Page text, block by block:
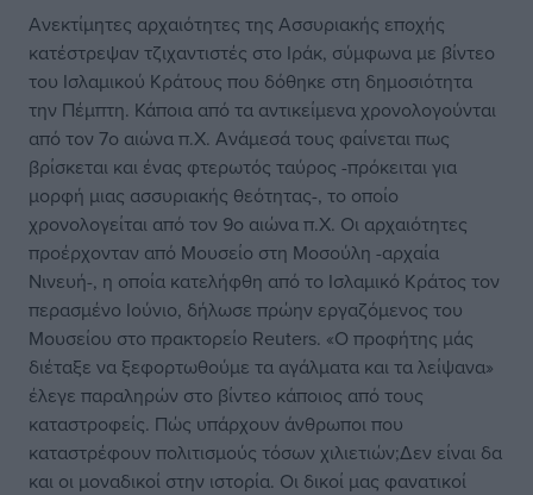
Ανεκτίμητες αρχαιότητες της Ασσυριακής εποχής
κατέστρεψαν τζιχαντιστές στο Ιράκ, σύμφωνα με βίντεο
του Ισλαμικού Κράτους που δόθηκε στη δημοσιότητα
την Πέμπτη. Κάποια από τα αντικείμενα χρονολογούνται
από τον 7ο αιώνα π.Χ. Ανάμεσά τους φαίνεται πως
βρίσκεται και ένας φτερωτός ταύρος -πρόκειται για
μορφή μιας ασσυριακής θεότητας-, το οποίο
χρονολογείται από τον 9ο αιώνα π.Χ. Οι αρχαιότητες
προέρχονταν από Μουσείο στη Μοσούλη -αρχαία
Νινευή-, η οποία κατελήφθη από το Ισλαμικό Κράτος τον
περασμένο Ιούνιο, δήλωσε πρώην εργαζόμενος του
Μουσείου στο πρακτορείο Reuters. «Ο προφήτης μάς
διέταξε να ξεφορτωθούμε τα αγάλματα και τα λείψανα»
έλεγε παραληρών στο βίντεο κάποιος από τους
καταστροφείς. Πώς υπάρχουν άνθρωποι που
καταστρέφουν πολιτισμούς τόσων χιλιετιών;Δεν είναι δα
και οι μοναδικοί στην ιστορία. Οι δικοί μας φανατικοί